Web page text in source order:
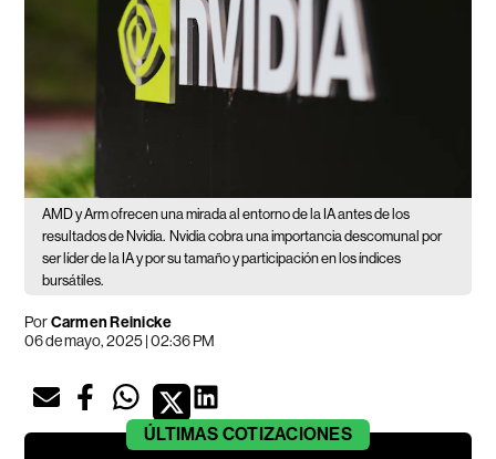
AMD y Arm ofrecen una mirada al entorno de la IA antes de los
resultados de Nvidia. Nvidia cobra una importancia descomunal por
ser líder de la IA y por su tamaño y participación en los índices
bursátiles.
PorCarmen Reinicke
06 de mayo, 2025 | 02:36 PM
ÚLTIMAS COTIZACIONES